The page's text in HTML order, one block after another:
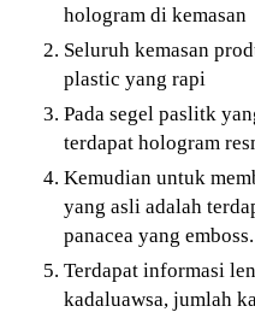
hologram di kemasan
Seluruh kemasan
plastic yang rapi
Pada segel paslitk
terdapat hologram
Kemudian untuk
yang asli adalah
panacea yang emboss.
Terdapat informasi
kadaluawsa, jumlah